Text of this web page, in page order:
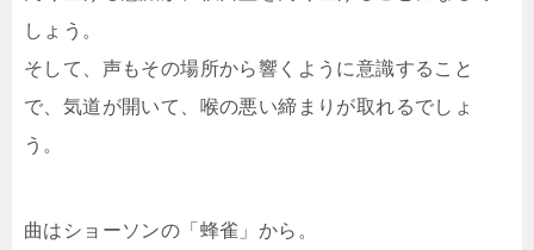
しょう。
そして、声もその場所から響くように意識すること
で、気道が開いて、喉の悪い締まりが取れるでしょ
う。
曲はショーソンの「蜂雀」から。